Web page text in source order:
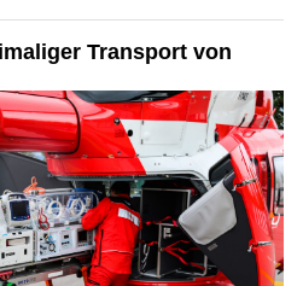
Transport von